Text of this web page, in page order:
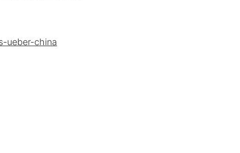
ueber-china